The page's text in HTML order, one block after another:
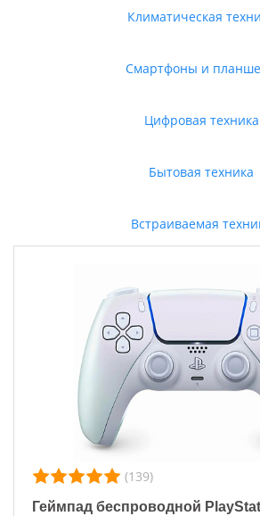
Климатическая
Смартфоны и
Цифровая техника
Бытовая техника
Встраиваемая
(139)
Геймпад беспроводной